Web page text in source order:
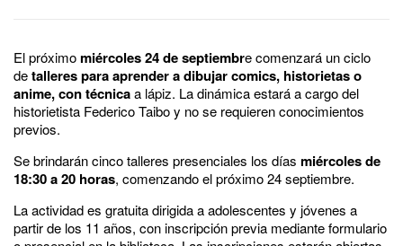
El próximomiércoles 24 de septiembre comenzará un ciclo
detalleres para aprender a dibujar comics, historietas o
anime, con técnicaa lápiz. La dinámica estará a cargo del
historietista Federico Taibo y no se requieren conocimientos
previos.
Se brindarán cinco talleres presenciales los días miércoles de
18:30 a 20 horas, comenzando el próximo 24 septiembre.
La actividad es gratuita dirigida a adolescentes y jóvenes a
partir de los 11 años, con inscripción previa mediante formulario